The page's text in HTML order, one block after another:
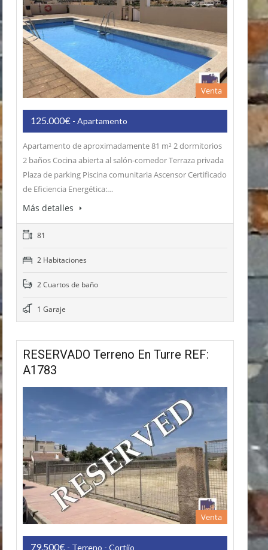
Venta
125.000€ - Apartamento
Apartamento de aproximadamente 81 m² 2 dormitorios
2 baños Cocina abierta al salón-comedor Terraza privada
Plaza de parking Piscina comunitaria Ascensor Certificado
de Eficiencia Energética:…
Más detalles
81
2 Habitaciones
2 Cuartos de baño
1 Garaje
RESERVADO Terreno En Turre REF:
A1783
Venta
79.500€ - Terreno - Cortijo